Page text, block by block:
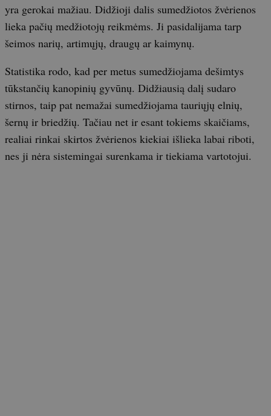
yra gerokai mažiau. Didžioji dalis sumedžiotos žvėrienos
lieka pačių medžiotojų reikmėms. Ji pasidalijama tarp
šeimos narių, artimųjų, draugų ar kaimynų.
Statistika rodo, kad per metus sumedžiojama dešimtys
tūkstančių kanopinių gyvūnų. Didžiausią dalį sudaro
stirnos, taip pat nemažai sumedžiojama tauriųjų elnių,
šernų ir briedžių. Tačiau net ir esant tokiems skaičiams,
realiai rinkai skirtos žvėrienos kiekiai išlieka labai riboti,
nes ji nėra sistemingai surenkama ir tiekiama vartotojui.